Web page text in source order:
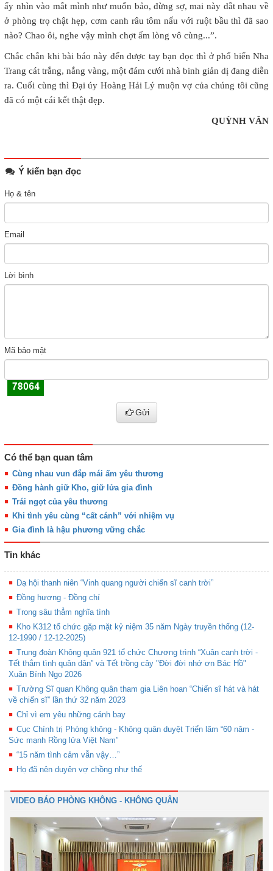
ấy nhìn vào mắt mình như muốn bảo, đừng sợ, mai này dắt nhau về
ở phòng trọ chật hẹp, cơm canh râu tôm nấu với ruột bầu thì đã sao
nào? Chao ôi, nghe vậy mình chợt ấm lòng vô cùng...”.
Chắc chắn khi bài báo này đến được tay bạn đọc thì ở phố biển Nha
Trang cát trắng, nắng vàng, một đám cưới nhà binh giản dị đang diễn
ra. Cuối cùng thì Đại úy Hoàng Hải Lý muộn vợ của chúng tôi cũng
đã có một cái kết thật đẹp.
QUỲNH VÂN
Ý kiến bạn đọc
Họ & tên
Email
Lời bình
Mã bảo mật
Gửi
Có thể bạn quan tâm
Cùng nhau vun đắp mái ấm yêu thương
Đồng hành giữ Kho, giữ lửa gia đình
Trái ngọt của yêu thương
Khi tình yêu cùng “cất cánh” với nhiệm vụ
Gia đình là hậu phương vững chắc
Tin khác
Dạ hội thanh niên “Vinh quang người chiến sĩ canh trời”
Đồng hương - Đồng chí
Trong sâu thẳm nghĩa tình
Kho K312 tổ chức gặp mặt kỷ niệm 35 năm Ngày truyền thống (12-
12-1990 / 12-12-2025)
Trung đoàn Không quân 921 tổ chức Chương trình “Xuân canh trời -
Tết thắm tình quân dân” và Tết trồng cây "Đời đời nhớ ơn Bác Hồ"
Xuân Bính Ngọ 2026
Trường Sĩ quan Không quân tham gia Liên hoan “Chiến sĩ hát và hát
về chiến sĩ” lần thứ 32 năm 2023
Chỉ vì em yêu những cánh bay
Cục Chính trị Phòng không - Không quân duyệt Triển lãm “60 năm -
Sức mạnh Rồng lửa Việt Nam”
“15 năm tình cảm vẫn vậy…”
Họ đã nên duyên vợ chồng như thế
VIDEO BÁO PHÒNG KHÔNG - KHÔNG QUÂN